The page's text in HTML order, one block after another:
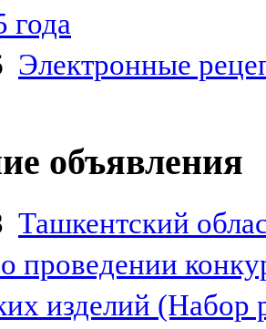
года
Электронные
объявления
Ташкентский
о проведении
изделий (Набор